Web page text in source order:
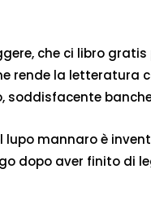
che ci libro
la letteratura
soddisfacente
mannaro è
dopo aver finito di